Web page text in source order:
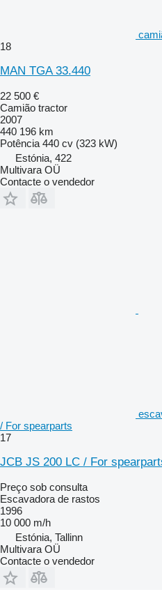
18
MAN TGA 33.440
22 500 €
Camião tractor
2007
440 196 km
Potência 440 cv (323 kW)
Estónia, 422
Multivara OÜ
Contacte o vendedor
/ For spearparts
17
JCB JS 200 LC / For
Preço sob consulta
Escavadora de rastos
1996
10 000 m/h
Estónia, Tallinn
Multivara OÜ
Contacte o vendedor